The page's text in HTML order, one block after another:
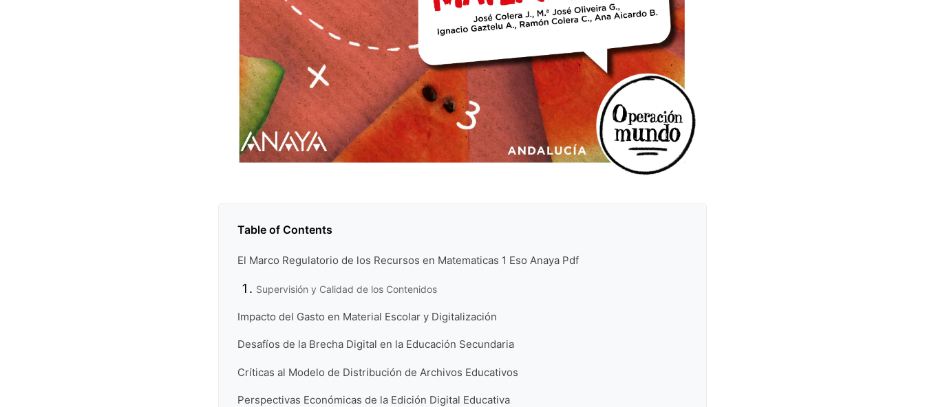
Table of Contents
El Marco Regulatorio de los Recursos en Matematicas 1 Eso Anaya Pdf
Supervisión y Calidad de los Contenidos
Impacto del Gasto en Material Escolar y Digitalización
Desafíos de la Brecha Digital en la Educación Secundaria
Críticas al Modelo de Distribución de Archivos Educativos
Perspectivas Económicas de la Edición Digital Educativa